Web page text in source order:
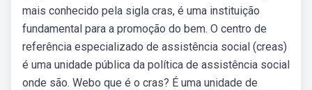
mais conhecido pela sigla cras, é uma instituição
fundamental para a promoção do bem. O centro de
referência especializado de assistência social (creas)
é uma unidade pública da política de assistência social
onde são. Webo que é o cras? É uma unidade de